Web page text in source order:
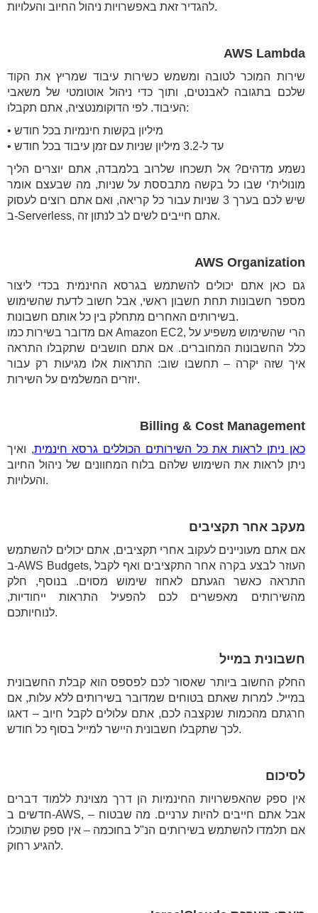
להגדיר זאת באפשרויות ניהול החיוב והעלויות.
AWS Lambda
שירות המוכר לטובה ומשמש כשירות עיבוד שמריץ את הקוד
שלכם בתגובה לאבנטים, ותוך כדי ניהול אוטומטי של משאבי
העיבוד. לפי הדוקומנטציה, אתם תקבלו:
• מיליון בקשות חינמיות בכל חודש
• עד ל-3.2 מיליון שניות עם זמן עיבוד בכל חודש
נשמע מדהים? אל תשכחו שלרוב בלמבדה, אתם יוצרים הליך
מונולית'י שבו כל בקשה מתבססת על שניות, מה שבעצם אומר
שיש לכם בערך 3 שניות עבור כל קריאה, ואם אתם רוצים לעסוק
ב-Serverless, אתם חייבים לשים לב לנתון זה.
AWS Organization
גם כאן אתם יכולים להשתמש בגרסא החינמית בכדי ליצור
מספר חשבונות תחת חשבון ראשי, אבל חשוב לדעת שהשימוש
בשירותים האחרים מתחלק בין כל אותם חשבונות.
אם מדובר בשירות כמו Amazon EC2, הרי שהשימוש משפיע על
כלל החשבונות המחוברים. אם אתם חושבים שתקבלו התראה
איך שזה יקרה – תחשבו שוב: התראות אלו מגיעות רק עבור
יוזרים המשלמים על השירות.
Billing & Cost Management
כאן ניתן לראות את כל השירותים הכוללים גרסא חינמית, ואיך
ניתן לראות את השימוש שלהם בלוח המחוונים של ניהול החיוב
והעלויות.
מעקב אחר תקציבים
אם אתם מעוניינים לעקוב אחרי תקציבים, אתם יכולים להשתמש
ב-AWS Budgets, העוזר לבצע בקרה אחר התקציבים ואף לקבל
התראה כאשר הגעתם לאחוז שימוש מסוים. בנוסף, חלק
מהשירותים מאפשרים לכם להפעיל התראות ייחודיות,
לנוחיותכם.
חשבונית במייל
החלק החשוב ביותר שאסור לכם לפספס הוא קבלת החשבונית
במייל. למרות שאתם בטוחים שמדובר בשירותים ללא עלות, אם
חרגתם מהכמות שנקצבה לכם, אתם עלולים לקבל חיוב – דאגו
לכך שתקבלו חשבונית היישר למייל בסוף כל חודש.
לסיכום
אין ספק שהאפשרויות החינמיות הן דרך מצוינת ללמוד דברים
חדשים ב-AWS, אבל אתם חייבים להיות ערניים. מה שבטוח –
אם תלמדו להשתמש בשירותים הנ"ל בחוכמה – אין ספק שתוכלו
להגיע רחוק.